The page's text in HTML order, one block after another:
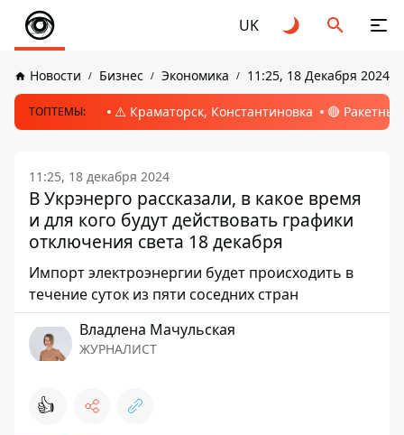
UK
Новости Бизнес Экономика 11:25, 18 Декабря 2024
ТОПТЕМЫ: ⚠️ Краматорск, Константиновка 🔴
11:25, 18 декабря 2024
В Укрэнерго рассказали, в какое время
и для кого будут действовать графики
отключения света 18 декабря
Импорт электроэнергии будет происходить в
течение суток из пяти соседних стран
Владлена Мачульская
ЖУРНАЛИСТ
👍